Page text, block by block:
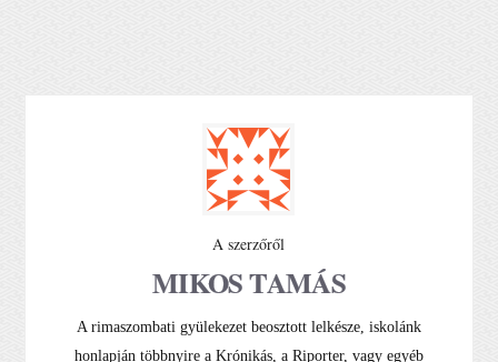
A szerzőről
MIKOS TAMÁS
A rimaszombati gyülekezet beosztott lelkésze, iskolánk
honlapján többnyire a Krónikás, a Riporter, vagy egyéb